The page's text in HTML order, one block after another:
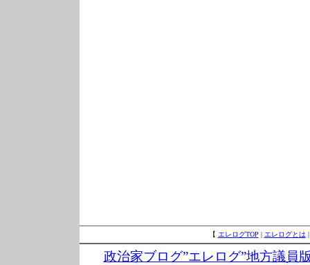
【 エレログTOP | エレログとは
政治家ブログ”エレログ”地方議員